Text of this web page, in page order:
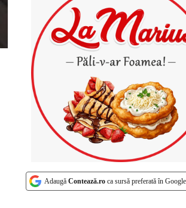
Adaugă Contează.roca sursă preferată în Google